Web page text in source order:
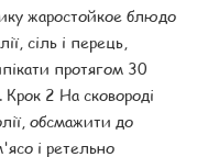
жаростойкое блюдо
сіль і перець,
протягом 30
2 На сковороді
обсмажити до
і ретельно